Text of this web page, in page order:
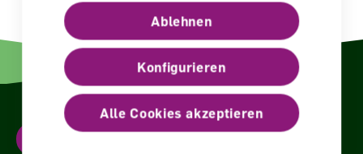
Ablehnen
Konfigurieren
Alle Cookies akzeptieren